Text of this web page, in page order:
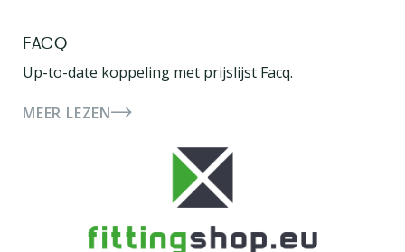
FACQ
Up-to-date koppeling met prijslijst Facq.
MEER LEZEN